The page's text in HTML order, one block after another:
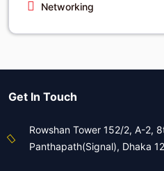
Networking
Get In Touch
Rowshan Tower 152/2, A-2,
Panthapath(Signal), Dhaka